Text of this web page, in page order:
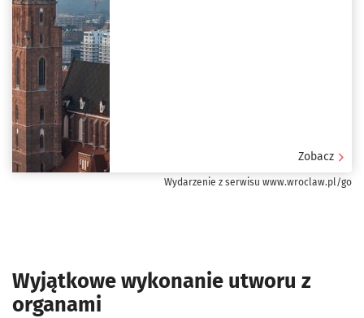
Zobacz
Wydarzenie z serwisu www.wroclaw.pl/go
Wyjątkowe wykonanie utworu z
organami